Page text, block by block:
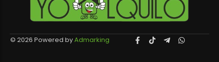
© 2026 Powered byAdmarking